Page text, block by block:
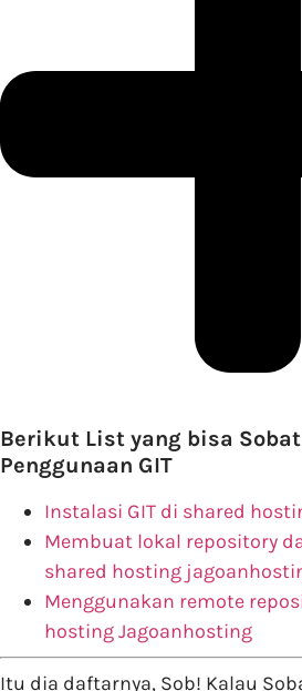
Berikut List yang bisa
Penggunaan GIT
Instalasi GIT di shared
Membuat lokal repository
shared hosting
Menggunakan remote
hosting Jagoanhosting
Itu dia daftarnya, Sob! Kalau